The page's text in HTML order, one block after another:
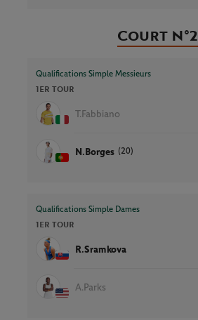
Court N°2
Qualifications Simple Messieurs
1ER TOUR
T.Fabbiano
N.Borges (20)
Qualifications Simple Dames
1ER TOUR
R.Sramkova
A.Parks